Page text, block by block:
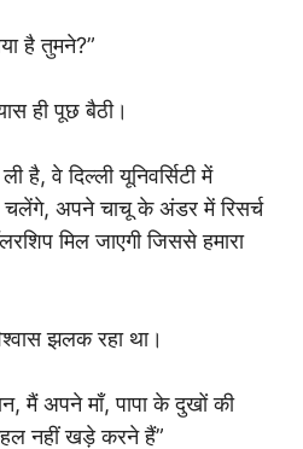
है तुमने?”
ही पूछ बैठी।
है, वे दिल्ली यूनिवर्सिटी में
चलेंगे, अपने चाचू के अंडर में रिसर्च
मिल जाएगी जिससे हमारा
झलक रहा था।
मैं अपने माँ, पापा के दुखों की
नहीं खड़े करने हैं”